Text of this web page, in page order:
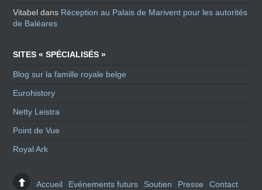
Vitabel dans Réception au Palais de Marivent pour les autorités
de Baléares
SITES « SPÉCIALISÉS »
Blog sur la famille royale belge
Eurohistory
Netty Leistra
Point de Vue
Royal Ark
Accueil Evénements futurs Soutien Presse Contact